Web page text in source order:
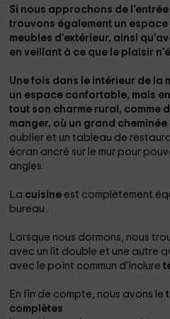
Si nous approchons de
trouvons également un espace
meubles d'extérieur, ainsi
en veillant à ce que le plaisir
Une fois dans le intérieur de la
un espace confortable, mais
tout son charme rural , comme
manger, où un grand cheminée
oublier et un tableau de
écran ancré sur le mur pour
angles.
La cuisine est complètement
bureau .
Lorsque nous dormons, nous
avec un lit double et une autre
avec le point commun d'inclure
En fin de compte, nous avons le
complètes